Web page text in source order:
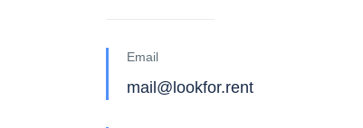
Email
mail@lookfor.rent